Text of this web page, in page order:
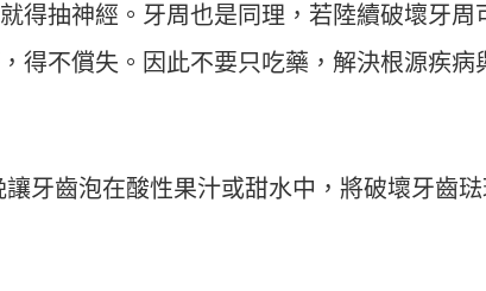
得抽神經。牙周也是同理，若陸續破壞牙周
得不償失。因此不要只吃藥，解決根源疾病
牙齒泡在酸性果汁或甜水中，將破壞牙齒